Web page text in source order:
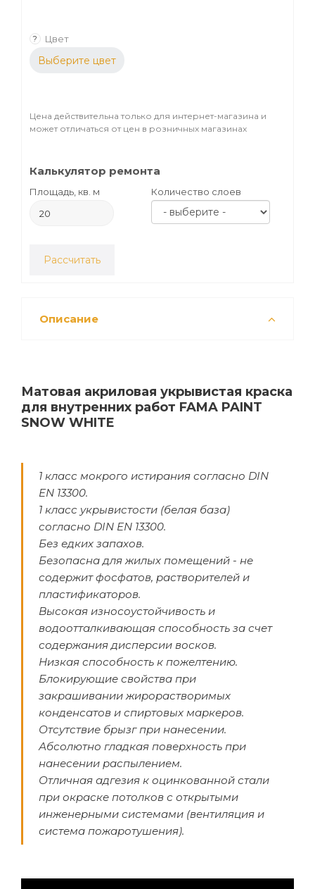
? Цвет
Выберите цвет
Цена действительна только для интернет-магазина и
может отличаться от цен в розничных магазинах
Калькулятор ремонта
Площадь, кв. м Количество слоев
Рассчитать
Описание
Матовая акриловая укрывистая краска
для внутренних работ FAMA PAINT
SNOW WHITE
1 класс мокрого истирания согласно DIN
EN 13300.
1 класс укрывистости (белая база)
согласно DIN EN 13300.
Без едких запахов.
Безопасна для жилых помещений - не
содержит фосфатов, растворителей и
пластификаторов.
Высокая износоустойчивость и
водоотталкивающая способность за счет
содержания дисперсии восков.
Низкая способность к пожелтению.
Блокирующие свойства при
закрашивании жирорастворимых
конденсатов и спиртовых маркеров.
Отсутствие брызг при нанесении.
Абсолютно гладкая поверхность при
нанесении распылением.
Отличная адгезия к оцинкованной стали
при окраске потолков с открытыми
инженерными системами (вентиляция и
система пожаротушения).